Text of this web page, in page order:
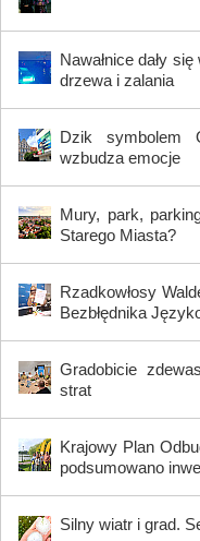
Nawałnice dały
drzewa i zalania
Dzik symbolem
wzbudza emocje
Mury, park,
Starego Miasta?
Rzadkowłosy
Bezbłędnika
Gradobicie
strat
Krajowy Plan
podsumowano
Silny wiatr i grad.